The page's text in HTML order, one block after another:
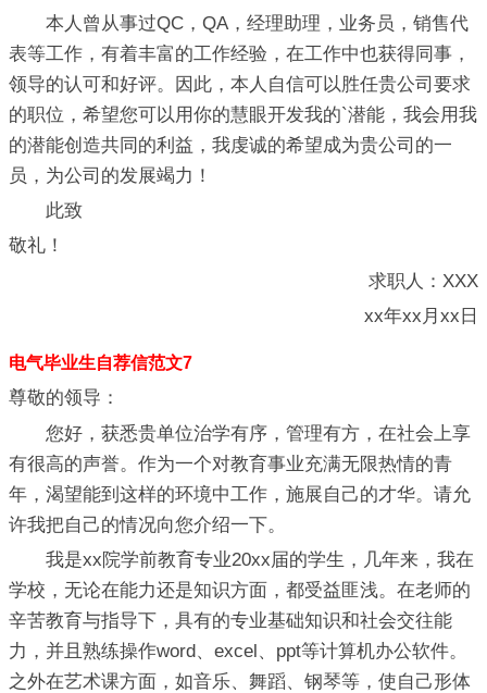
本人曾从事过QC，QA，经理助理，业务员，销售代
表等工作，有着丰富的工作经验，在工作中也获得同事，
领导的认可和好评。因此，本人自信可以胜任贵公司要求
的职位，希望您可以用你的慧眼开发我的`潜能，我会用我
的潜能创造共同的利益，我虔诚的希望成为贵公司的一
员，为公司的发展竭力！
此致
敬礼！
求职人：XXX
xx年xx月xx日
电气毕业生自荐信范文7
尊敬的领导：
您好，获悉贵单位治学有序，管理有方，在社会上享
有很高的声誉。作为一个对教育事业充满无限热情的青
年，渴望能到这样的环境中工作，施展自己的才华。请允
许我把自己的情况向您介绍一下。
我是xx院学前教育专业20xx届的学生，几年来，我在
学校，无论在能力还是知识方面，都受益匪浅。在老师的
辛苦教育与指导下，具有的专业基础知识和社会交往能
力，并且熟练操作word、excel、ppt等计算机办公软件。
之外在艺术课方面，如音乐、舞蹈、钢琴等，使自己形体